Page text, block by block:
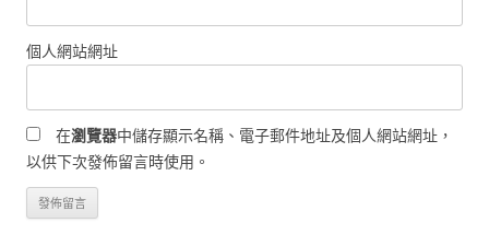
個人網站網址
在瀏覽器中儲存顯示名稱、電子郵件地址及個人網站網址，
以供下次發佈留言時使用。